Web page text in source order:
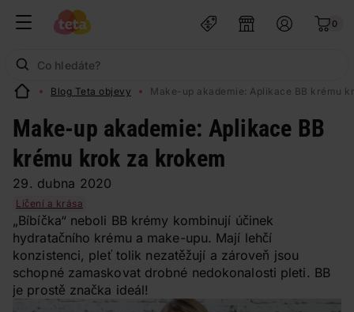
0
Blog Teta objevy Make-up akademie: Aplikace BB krému
Make-up akademie: Aplikace BB
krému krok za krokem
29. dubna 2020
Líčení a krása
„Bíbíčka“ neboli BB krémy kombinují účinek
hydratačního krému a make-upu. Mají lehčí
konzistenci, pleť tolik nezatěžují a zároveň jsou
schopné zamaskovat drobné nedokonalosti pleti. BB
je prostě značka ideál!